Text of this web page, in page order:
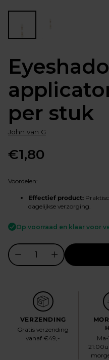
per stuk
John van G
Normale
prijs
€1,80
Voordelen:
Effectief product:
dagelijkse verzorging.
Op voorraad en klaar voor
VERZENDING
Gratis verzending
vanaf €49,-